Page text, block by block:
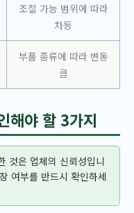
조절 가능 범위에 따라
차등
부품 종류에 따라 변동
큼
해야 할 3가지
것은 업체의 신뢰성입니
여부를 반드시 확인하세